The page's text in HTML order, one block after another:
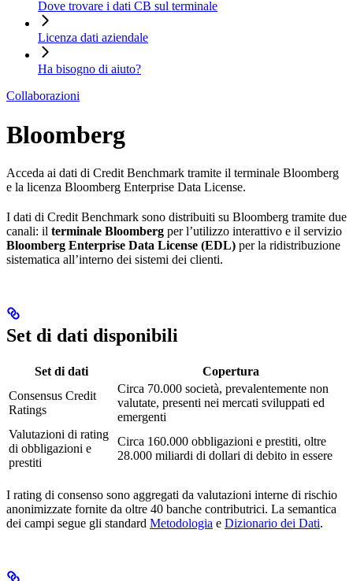
Dove trovare i dati CB sul terminale
Licenza dati aziendale
Ha bisogno di aiuto?
Collaborazioni
Bloomberg
Acceda ai dati di Credit Benchmark tramite il terminale Bloomberg
e la licenza Bloomberg Enterprise Data License.
I dati di Credit Benchmark sono distribuiti su Bloomberg tramite due
canali: il terminale Bloomberg per l’utilizzo interattivo e il servizio
Bloomberg Enterprise Data License (EDL) per la ridistribuzione
sistematica all’interno dei sistemi dei clienti.
Set di dati disponibili
Set di dati
Copertura
Consensus Credit
Ratings
Circa 70.000 società, prevalentemente non
valutate, presenti nei mercati sviluppati ed
emergenti
Valutazioni di rating
di obbligazioni e
prestiti
Circa 160.000 obbligazioni e prestiti, oltre
28.000 miliardi di dollari di debito in essere
I rating di consenso sono aggregati da valutazioni interne di rischio
anonimizzate fornite da oltre 40 banche contributrici. La semantica
dei campi segue gli standard Metodologia e Dizionario dei Dati.